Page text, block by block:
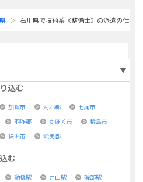
石川県で技術系《整備士》の派遣の仕事
込む
加賀市 河北郡
七尾市
羽咋郡 かほく市
輪島市
珠洲市 能美郡
む
動橋駅 井口駅
磯部駅